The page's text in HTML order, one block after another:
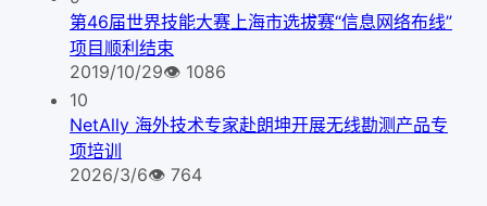
第46届世界技能大赛上海市选拔赛“信息网络布线”
项目顺利结束
2019/10/29👁 1086
10
NetAlly 海外技术专家赴朗坤开展无线勘测产品专
项培训
2026/3/6👁 764